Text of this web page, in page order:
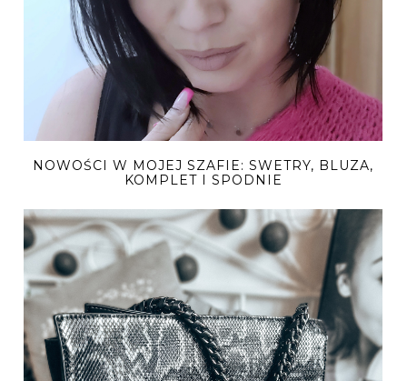
NOWOŚCI W MOJEJ SZAFIE: SWETRY, BLUZA,
KOMPLET I SPODNIE